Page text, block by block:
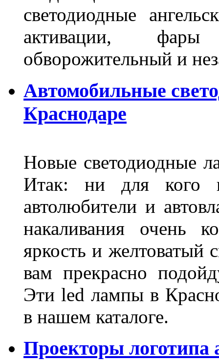
светодиодные
активации, фары
обворожительный и
Автомобильные
Краснодаре
Новые светодиодные
Итак: ни для кого
автолюбители и
накаливания очень
яркость и желтоватый
вам прекрасно
Эти led лампы в
в нашем каталоге.
Проекторы логотипа